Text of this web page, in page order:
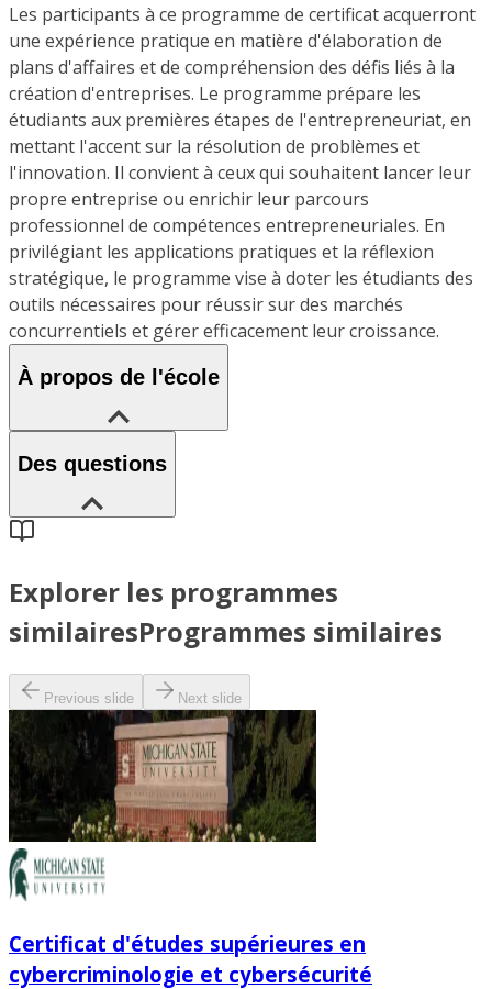
Les participants à ce programme de certificat acquerront
une expérience pratique en matière d'élaboration de
plans d'affaires et de compréhension des défis liés à la
création d'entreprises. Le programme prépare les
étudiants aux premières étapes de l'entrepreneuriat, en
mettant l'accent sur la résolution de problèmes et
l'innovation. Il convient à ceux qui souhaitent lancer leur
propre entreprise ou enrichir leur parcours
professionnel de compétences entrepreneuriales. En
privilégiant les applications pratiques et la réflexion
stratégique, le programme vise à doter les étudiants des
outils nécessaires pour réussir sur des marchés
concurrentiels et gérer efficacement leur croissance.
À propos de l'école
Des questions
Explorer les programmes
similairesProgrammes similaires
Previous slide Next slide
Certificat d'études supérieures en
cybercriminologie et cybersécurité